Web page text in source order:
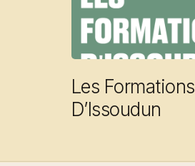
Les Formations
D’Issoudun